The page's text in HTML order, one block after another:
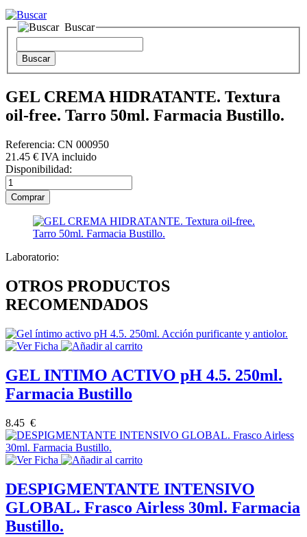
Buscar
GEL CREMA HIDRATANTE. Textura
oil-free. Tarro 50ml. Farmacia Bustillo.
Referencia: CN 000950
21 .45 € IVA incluido
Disponibilidad:
Laboratorio:
OTROS PRODUCTOS
RECOMENDADOS
GEL INTIMO ACTIVO pH 4.5. 250ml.
Farmacia Bustillo
8.45 €
DESPIGMENTANTE INTENSIVO
GLOBAL. Frasco Airless 30ml. Farmacia
Bustillo.